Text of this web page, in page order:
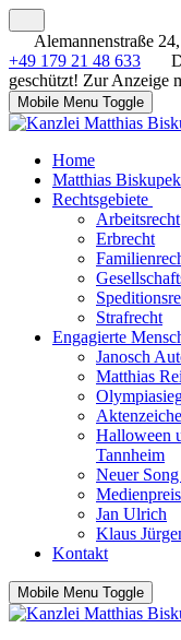
Alemannenstraße
+49 179 21 48 633
geschützt! Zur Anzeige
Mobile Menu Toggle
Home
Matthias Biskupek
Rechtsgebiete
Arbeitsrecht
Erbrecht
Strafrecht
Engagierte
Janosch
Matthias
Halloween
Tannheim
Neuer
Jan Ulrich
Klaus
Kontakt
Mobile Menu Toggle